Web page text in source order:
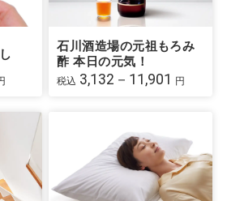
石川酒造場の元祖もろみ
酢 本日の元気！
税込 3,132－11,901 円